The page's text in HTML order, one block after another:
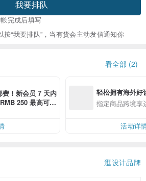
我要排队
帐完成后填写
“我要排队”，当有货会主动发信通知你
看全部 (2)
！新会员 7 天内
250 最高可折
轻松拥有海外好
指定商品跨境享
活动详
逛设计品牌